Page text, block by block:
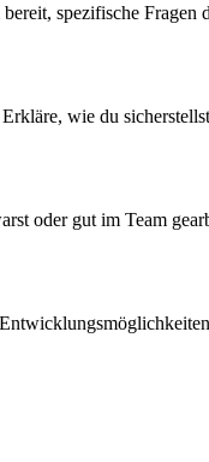
spezifische Fragen
wie du
oder gut im Team